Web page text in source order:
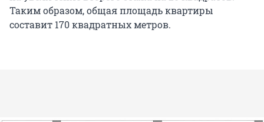
Таким образом, общая площадь квартиры
составит 170 квадратных метров.